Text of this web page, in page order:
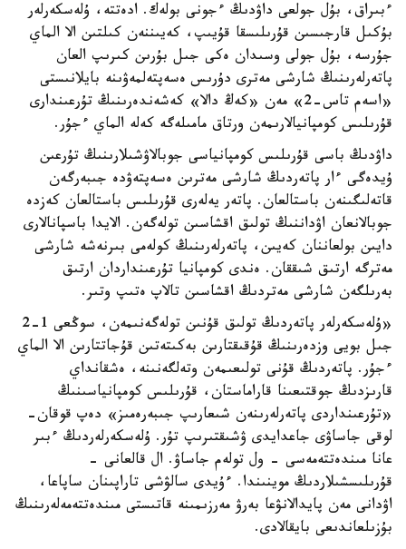
ءبىراق، بۇل جولعى داۋدىڭ ءجونى بولەك. ادەتتە، ۇلەسكەرلەر
بۇكىل قارجىسىن قۇرىلىسقا قۇيىپ، كەيىننەن كىلتىن الا الماي
جۇرسە، بۇل جولى وسىدان ەكى جىل بۇرىن كىرىپ العان
پاتەرلەرىنىڭ شارشى مەترى دۇرىس ەسەپتەلمەۋىنە بايلانىستى
«اسەم تاس-2» مەن «كەڭ دالا» كەشەندەرىنىڭ تۇرعىندارى
قۇرىلىس كومپانيالارىمەن ورتاق مامىلەگە كەلە الماي ءجۇر.
داۋدىڭ باسى قۇرىلىس كومپانياسى جوبالاۋشىلارىنىڭ تۇرعىن
ۇيدەگى ءار پاتەردىڭ شارشى مەترىن ەسەپتەۋدە جىبەرگەن
قاتەلىگىنەن باستالعان. پاتەر يەلەرى قۇرىلىس باستالعان كەزدە
جوبالانعان اۋداننىڭ تولىق اقشاسىن تولەگەن. الايدا باسپانالارى
دايىن بولعاننان كەيىن، پاتەرلەرىنىڭ كولەمى بىرنەشە شارشى
مەترگە ارتىق شىققان. ەندى كومپانيا تۇرعىنداردان ارتىق
بەرىلگەن شارشى مەتردىڭ اقشاسىن تالاپ ەتىپ وتىر.
«ۇلەسكەرلەر پاتەردىڭ تولىق قۇنىن تولەگەنىمەن، سوڭعى 1-2
جىل بويى وزدەرىنىڭ قۇقىقتارىن بەكىتەتىن قۇجاتتارىن الا الماي
ءجۇر. پاتەردىڭ قۇنى تولىعىمەن وتەلگەنىنە، ەشقانداي
قارىزدىڭ جوقتىعىنا قاراماستان، قۇرىلىس كومپانياسىنىڭ
«تۇرعىنداردى پاتەرلەرىنەن شىعارىپ جىبەرەمىز» دەپ قوقان-
لوقى جاساۋى جاعدايدى ۋشىقتىرىپ تۇر. ۇلەسكەرلەردىڭ ءبىر
عانا مىندەتتەمەسى - ول تولەم جاساۋ. ال قالعانى -
قۇرىلىسشىلاردىڭ موينىندا. ءۇيدى سالۋشى تاراپىنان ساپاعا،
اۋدانى مەن پايدالانۋعا بەرۋ مەرزىمىنە قاتىستى مىندەتتەمەلەرىنىڭ
بۇزىلعاندىعى بايقالادى.